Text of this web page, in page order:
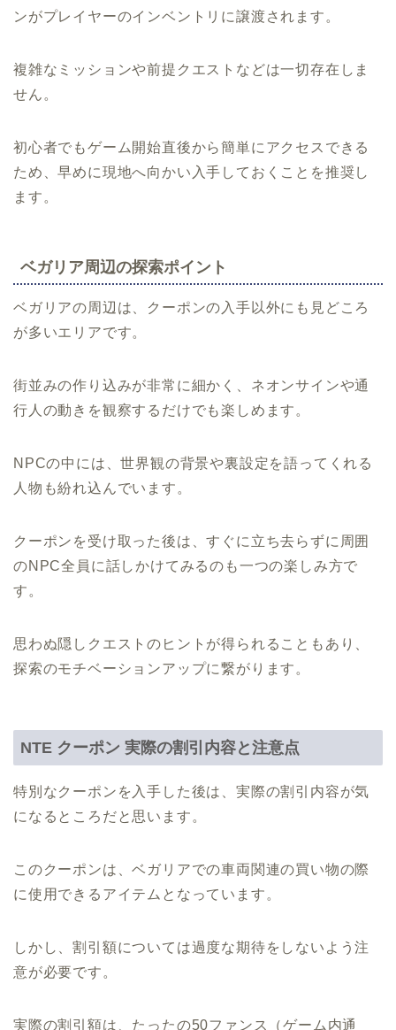
ンがプレイヤーのインベントリに譲渡されます。
複雑なミッションや前提クエストなどは一切存在しま
せん。
初心者でもゲーム開始直後から簡単にアクセスできる
ため、早めに現地へ向かい入手しておくことを推奨し
ます。
ベガリア周辺の探索ポイント
ベガリアの周辺は、クーポンの入手以外にも見どころ
が多いエリアです。
街並みの作り込みが非常に細かく、ネオンサインや通
行人の動きを観察するだけでも楽しめます。
NPCの中には、世界観の背景や裏設定を語ってくれる
人物も紛れ込んでいます。
クーポンを受け取った後は、すぐに立ち去らずに周囲
のNPC全員に話しかけてみるのも一つの楽しみ方で
す。
思わぬ隠しクエストのヒントが得られることもあり、
探索のモチベーションアップに繋がります。
NTE クーポン 実際の割引内容と注意点
特別なクーポンを入手した後は、実際の割引内容が気
になるところだと思います。
このクーポンは、ベガリアでの車両関連の買い物の際
に使用できるアイテムとなっています。
しかし、割引額については過度な期待をしないよう注
意が必要です。
実際の割引額は、たったの50ファンス（ゲーム内通